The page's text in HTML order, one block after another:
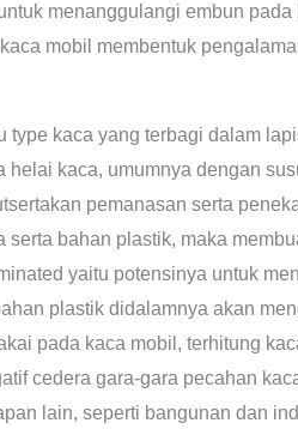
menanggulangi embun
mobil membentuk
type kaca yang terbagi dalam
helai kaca, umumnya dengan
pemanasan serta
serta bahan plastik, maka
yaitu potensinya untuk
plastik didalamnya akan
pada kaca mobil, terhitung
cedera gara-gara pecahan
lain, seperti bangunan dan